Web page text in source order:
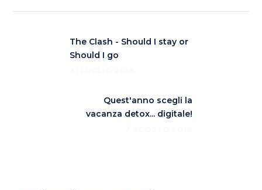
The Clash - Should I stay or
Should I go
Quest'anno scegli la
vacanza detox... digitale!